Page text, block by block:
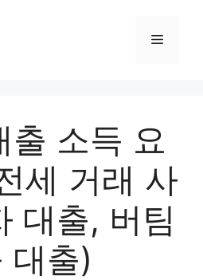
메
출 소득 요
세 거래 사
대출, 버팀
대출)